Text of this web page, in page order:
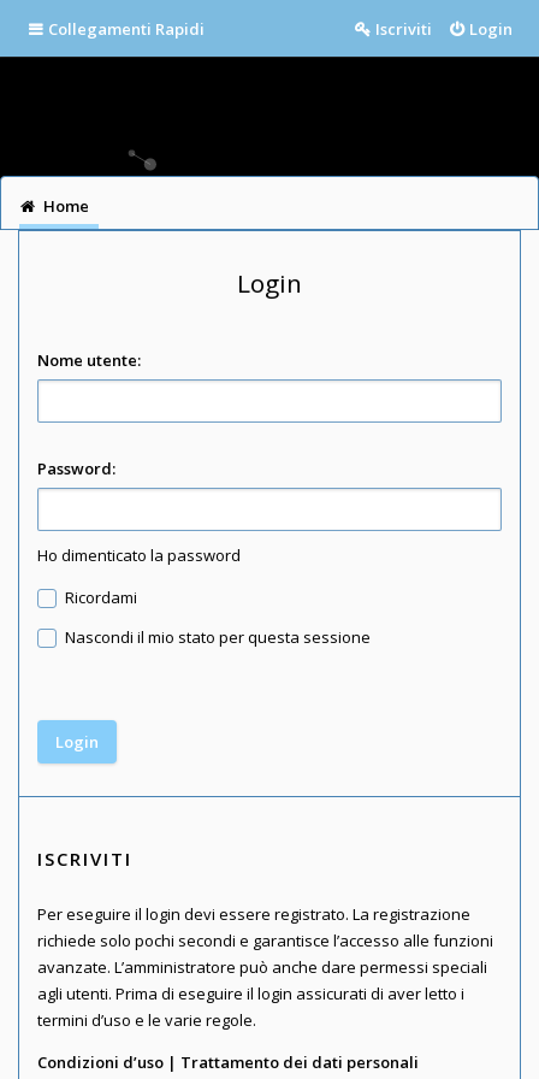
Collegamenti Rapidi Login
Iscriviti
Home
Login
Nome utente:
Password:
Ho dimenticato la password
Ricordami
Nascondi il mio stato per questa sessione
ISCRIVITI
Per eseguire il login devi essere registrato. La registrazione
richiede solo pochi secondi e garantisce l’accesso alle funzioni
avanzate. L’amministratore può anche dare permessi speciali
agli utenti. Prima di eseguire il login assicurati di aver letto i
termini d’uso e le varie regole.
Condizioni d’uso | Trattamento dei dati personali